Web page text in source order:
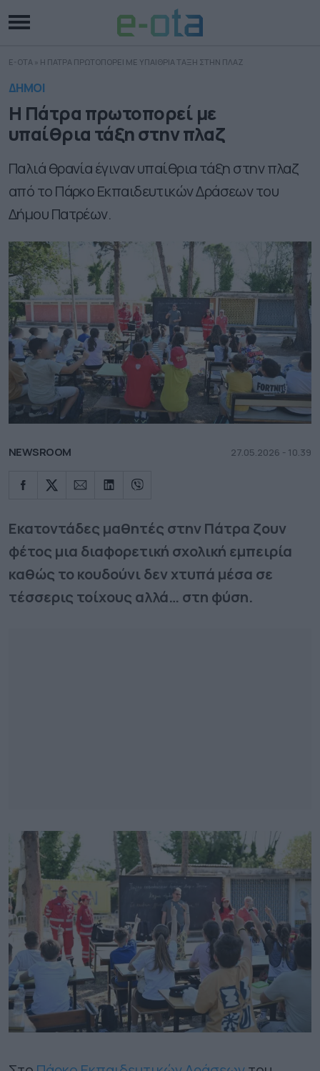
E-OTA » Η ΠΑΤΡΑ ΠΡΩΤΟΠΟΡΕΙ ΜΕ ΥΠΑΙΘΡΙΑ ΤΑΞΗ ΣΤΗΝ ΠΛΑΖ
ΔΗΜΟΙ
Η Πάτρα πρωτοπορεί με
υπαίθρια τάξη στην πλαζ
Παλιά θρανία έγιναν υπαίθρια τάξη στην πλαζ
από το Πάρκο Εκπαιδευτικών Δράσεων του
Δήμου Πατρέων.
NEWSROOM 27.05.2026 - 10.39
Εκατοντάδες μαθητές στην Πάτρα ζουν
φέτος μια διαφορετική σχολική εμπειρία
καθώς το κουδούνι δεν χτυπά μέσα σε
τέσσερις τοίχους αλλά… στη φύση.